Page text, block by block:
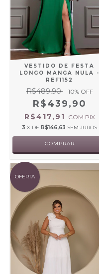
VESTIDO DE FESTA
LONGO MANGA NULA -
REF1152
R$489,90 10% OFF
R$439,90
R$417,91 COM PIX
3 X DE R$146,63 SEM JUROS
COMPRAR
OFERTA